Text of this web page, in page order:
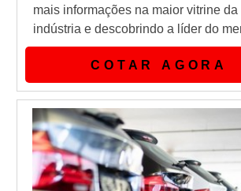
mais informações na maior vitrine da
indústria e descobrindo a líder do
Quando a temática é preço do
blindagem de carro, com os
especializados da Shelter
alcançará proteção com pagamento
acessível.sOBRE PREÇO DO
BLINDAGEM DE CARROHá muitas
maneiras eficientes de d...
COTAR AGORA